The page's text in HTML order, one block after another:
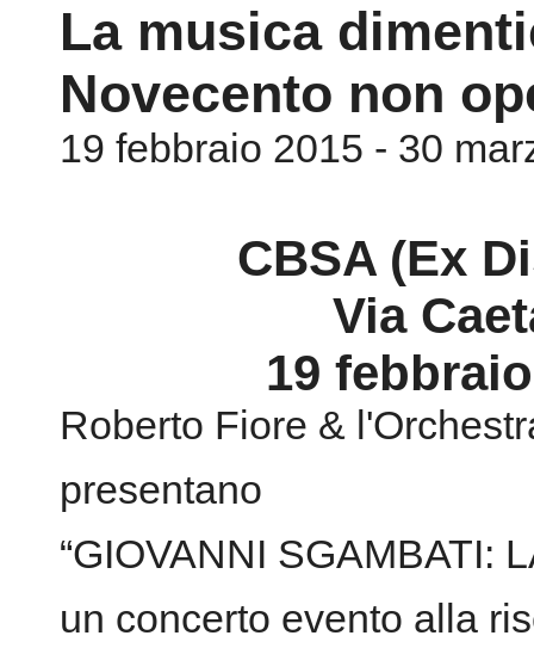
La musica
Novecento non
19 febbraio 2015 - 30
CBSA (Ex
Via
19
Roberto Fiore &
presentano
“GIOVANNI SGAMBATI:
un concerto evento alla